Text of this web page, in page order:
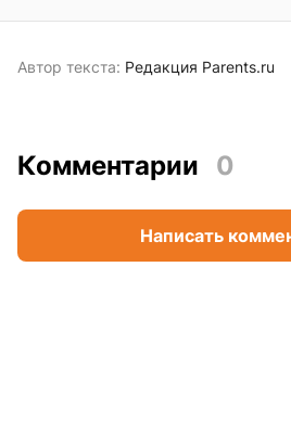
Автор текста: Редакция Parents.ru
Комментарии 0
Написать